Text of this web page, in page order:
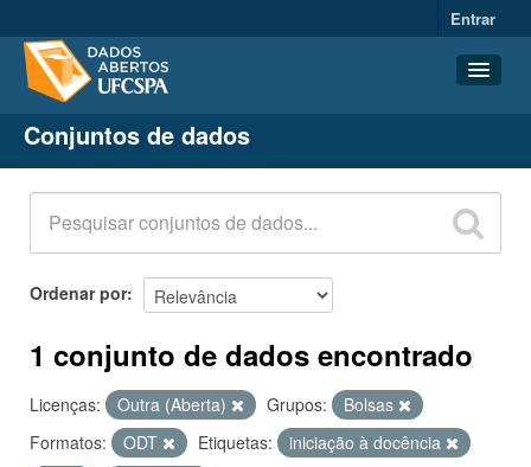
Entrar
Conjuntos de dados
Organizações
Grupos
Sobre
Conjuntos de dados
Ordenar por
1 conjunto de dados encontrado
Licenças: Outra (Aberta) Grupos:
Bolsas
Formatos:
ODT Etiquetas:
iniciação à docência